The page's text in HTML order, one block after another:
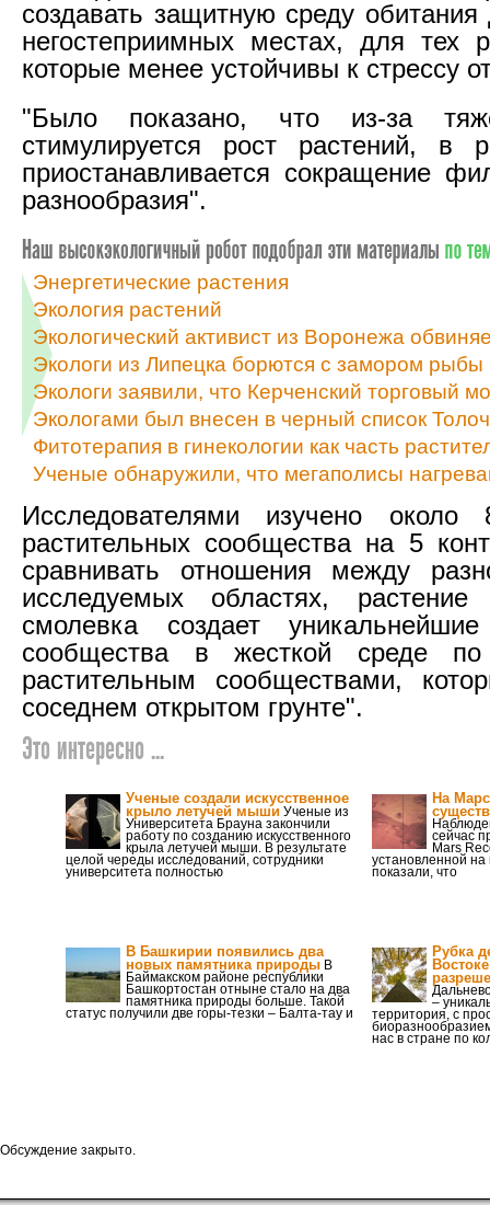
создавать защитную среду
негостеприимных местах, для тех
которые менее устойчивы к стрессу
"Было показано, что из-за
стимулируется рост растений, в
приостанавливается сокращение
разнообразия".
Энергетические растения
Экология растений
Экологический активист из Воронежа
Экологи из Липецка борются с замором рыбы
Экологи заявили, что Керченский торговый
Экологами был внесен в черный список
Фитотерапия в гинекологии как часть
Ученые обнаружили, что мегаполисы
Исследователями изучено около
растительных сообщества на 5
сравнивать отношения между
исследуемых областях, растение
смолевка создает
сообщества в жесткой среде
растительным сообществами,
соседнем открытом грунте".
Это интересно ...
Ученые создали искусственное
крыло летучей мыши Ученые из
Университета Брауна закончили
работу по созданию искусственного
крыла летучей мыши. В результате
целой череды исследований, сотрудники
университета полностью
На
сейчас
Mars
установленной
показали, что
В Башкирии появились два
новых памятника природы В
Баймакском районе республики
Башкортостан отныне стало на два
памятника природы больше. Такой
статус получили две горы-тезки – Балта-тау и
Рубка
–
территория, с
нас в стране по
Обсуждение закрыто.